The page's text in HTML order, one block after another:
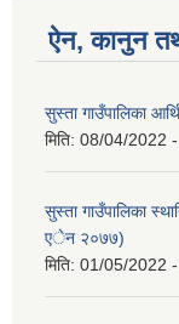
ऐन, कानुन
सुस्ता गाउँपालिका
मिति: 08/04/2022
सुस्ता गाउँपालिका
एेन २०७७)
मिति: 01/05/2022